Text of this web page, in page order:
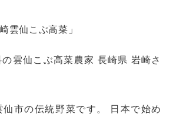
雲仙こぶ高菜」
雲仙こぶ高菜農家 長崎県 岩崎さ
仙市の伝統野菜です。 日本で始め